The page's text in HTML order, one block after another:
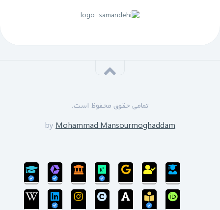
محمد منصورمقدم
سی‌ام‌ شهریورماه 1399:
بروزرسانی سایت پایان یافته است و سایت در مرحله
انتقال پایگاه داده می‌باشد.
تمامی حقوق محفوظ است.
by Mohammad Mansourmoghaddam